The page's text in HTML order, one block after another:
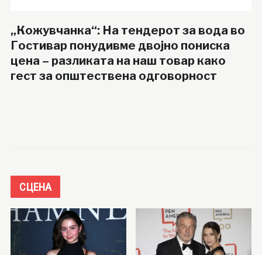
„Кожувчанка“: На тендерот за вода во
Гостивар понудивме двојно пониска
цена – разликата на наш товар како
гест за општествена одговорност
СЦЕНА